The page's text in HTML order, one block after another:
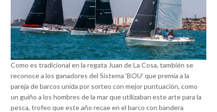
Como es tradicional en la regata Juan de La Cosa, también se
reconoce a los ganadores del Sistema ‘BOU’ que premia a la
pareja de barcos unida por sorteo con mejor puntuación, como
un guiño a los hombres de la mar que utilizaban este arte para la
pesca, trofeo que este año recae en el barco con bandera